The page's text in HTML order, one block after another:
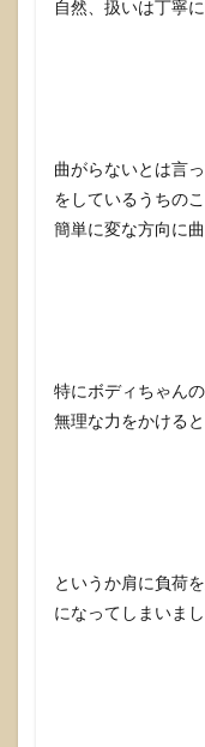
自然、扱いは丁寧
曲がらないとは言
をしているうちの
簡単に変な方向に
特にボディちゃん
無理な力をかける
というか肩に負荷
になってしまいまし